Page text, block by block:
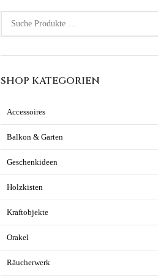
SHOP KATEGORIEN
Accessoires
Balkon & Garten
Geschenkideen
Holzkisten
Kraftobjekte
Orakel
Räucherwerk